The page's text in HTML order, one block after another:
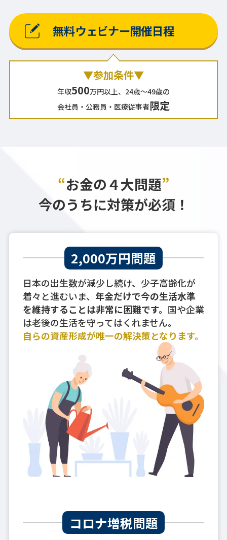
無料ウェビナー開催日程
▼参加条件▼
年収500万円以上、24歳～49歳の
会社員・公務員・医療従事者限定
“お金の４大問題”
今のうちに対策が必須！
2,000万円問題
日本の出生数が減少し続け、少子高齢化が
着々と進むいま、 年金だけで今の生活水準
を維持することは非常に困難です。 国や企業
は老後の生活を守ってはくれません。
自らの資産形成が唯一の解決策となります。
コロナ増税問題